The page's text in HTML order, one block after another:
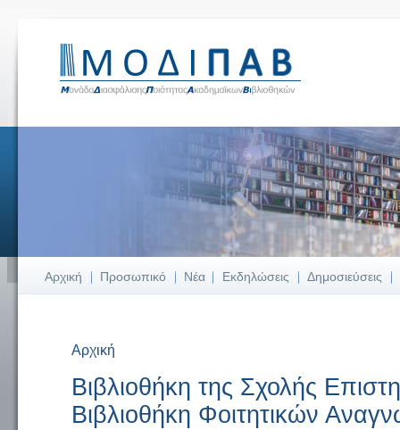
Αρχική Προσωπικό Νέα Εκδηλώσεις Δημοσιεύσεις
Είστε εδώ
Αρχική
Βιβλιοθήκη της Σχολής
Βιβλιοθήκη Φοιτητικών